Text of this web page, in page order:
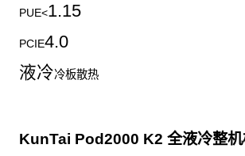
PUE<1.15
PCIE4.0
液冷冷板散热
KunTai Pod2000 K2 全液冷整